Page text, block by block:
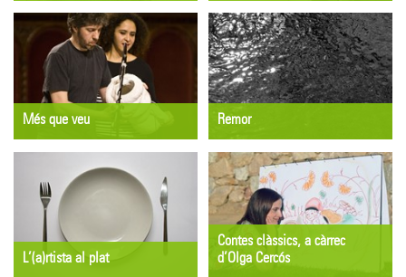
EXPOSICIÓ / RECITAL
Del dissabte 6 al diumenge 28
de juny
Llotja del Tint
EXPOSICIÓ
Del dilluns 8 al divendres 26
de juny
Biblioteca Comarcal del Pla de
l'Estany
Més que veu
EXPOSICIÓ
Del dissabte 13 al diumenge
28 de juny
Llotja del Tint
Remor
EXPOSICIÓ
Del dimarts 16 de juny al
divendres 31 de juliol
Espai Eat Art
L’(a)rtista al plat
Contes clàssics, a càrrec
d’Olga Cercós